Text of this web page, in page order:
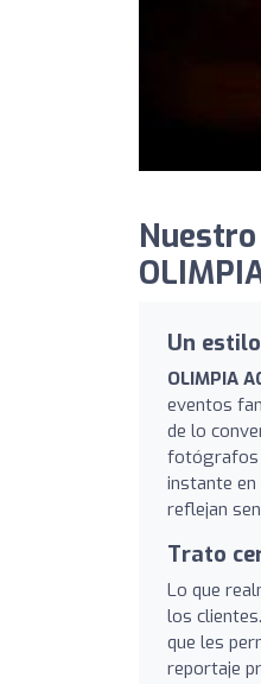
Un
OLIMPIA
eventos
de lo
fotógrafos
instante en
reflejan
Trato
Lo que
los
que les
reportaje